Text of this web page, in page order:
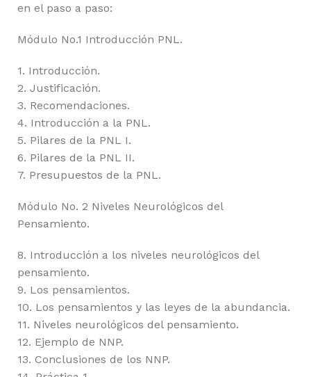
en el paso a paso:
Módulo No.1 Introducción PNL.
1. Introducción.
2. Justificación.
3. Recomendaciones.
4. Introducción a la PNL.
5. Pilares de la PNL I.
6. Pilares de la PNL II.
7. Presupuestos de la PNL.
Módulo No. 2 Niveles Neurológicos del
Pensamiento.
8. Introducción a los niveles neurológicos del
pensamiento.
9. Los pensamientos.
10. Los pensamientos y las leyes de la abundancia.
11. Niveles neurológicos del pensamiento.
12. Ejemplo de NNP.
13. Conclusiones de los NNP.